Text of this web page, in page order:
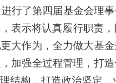
行了第四届基金会理
表示将认真履行职责
大作为，全力做大基
加强全过程管理，打
结构，打造政治坚定、